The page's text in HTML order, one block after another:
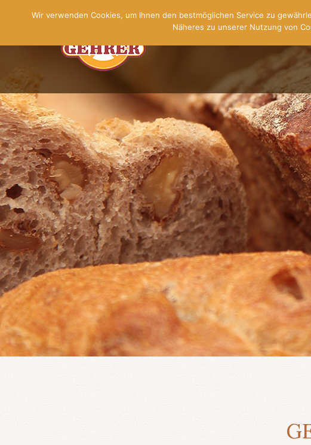
Wir verwenden Cookies, um Ihnen den bestmöglichen Service zu
Näheres zu unserer Nutzung von